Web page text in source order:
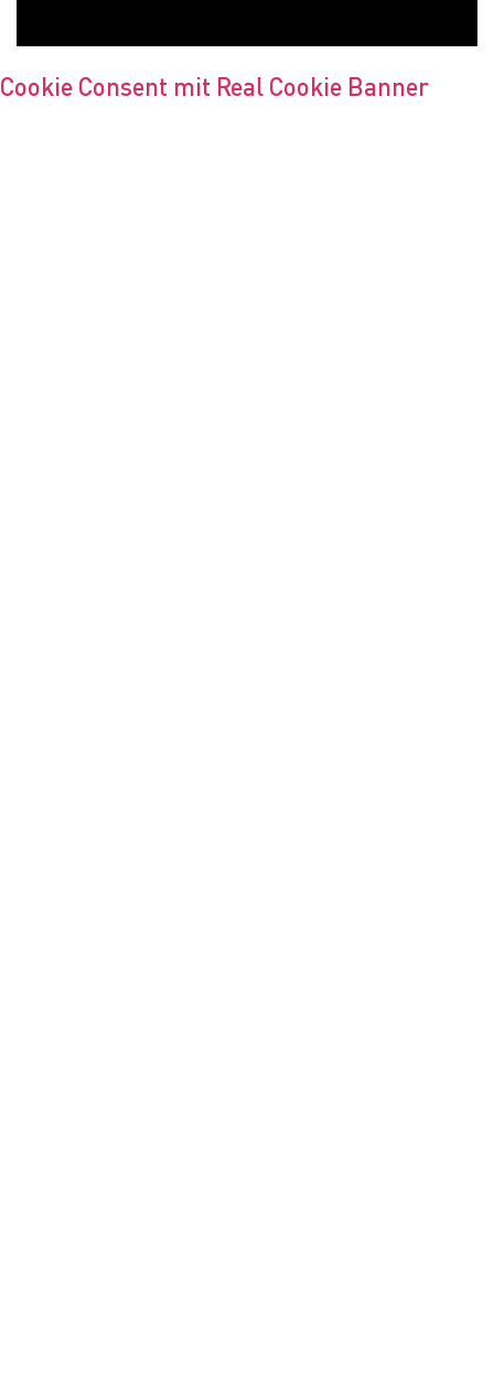
Cookie Consent mit Real Cookie Banner